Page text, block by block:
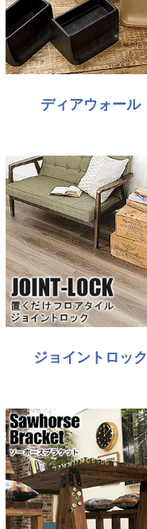
ディアウォール
ジョイントロック